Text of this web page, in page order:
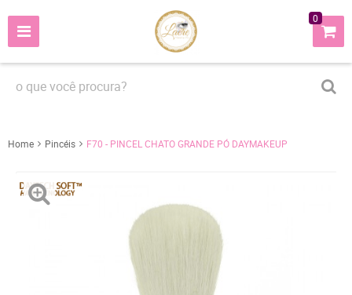
0
Home Pincéis F70 - PINCEL CHATO GRANDE PÓ DAYMAKEUP